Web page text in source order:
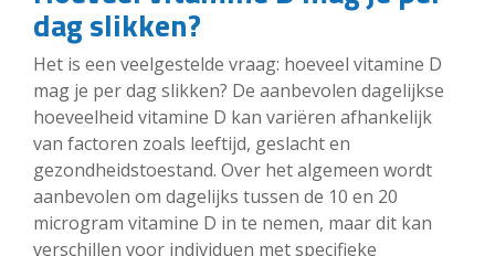
dag slikken?
Het is een veelgestelde vraag: hoeveel vitamine D
mag je per dag slikken? De aanbevolen dagelijkse
hoeveelheid vitamine D kan variëren afhankelijk
van factoren zoals leeftijd, geslacht en
gezondheidstoestand. Over het algemeen wordt
aanbevolen om dagelijks tussen de 10 en 20
microgram vitamine D in te nemen, maar dit kan
verschillen voor individuen met specifieke